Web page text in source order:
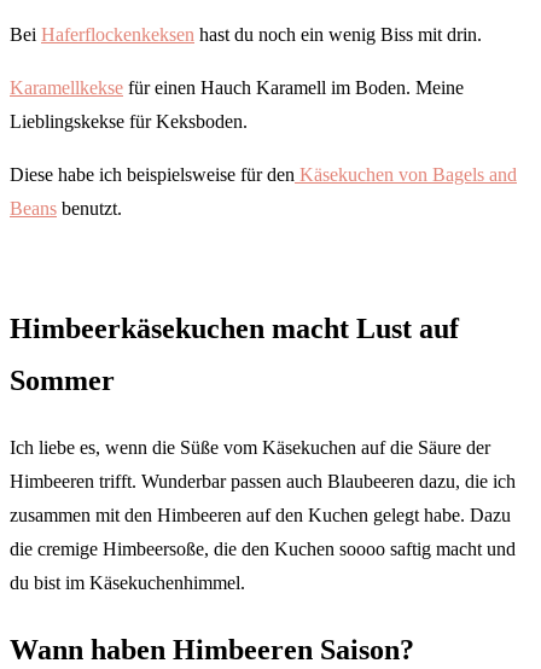
Bei Haferflockenkeksen hast du noch ein wenig Biss mit drin.
Karamellkekse für einen Hauch Karamell im Boden. Meine
Lieblingskekse für Keksboden.
Diese habe ich beispielsweise für den Käsekuchen von Bagels and
Beans benutzt.
Himbeerkäsekuchen macht Lust auf
Sommer
Ich liebe es, wenn die Süße vom Käsekuchen auf die Säure der
Himbeeren trifft. Wunderbar passen auch Blaubeeren dazu, die ich
zusammen mit den Himbeeren auf den Kuchen gelegt habe. Dazu
die cremige Himbeersoße, die den Kuchen soooo saftig macht und
du bist im Käsekuchenhimmel.
Wann haben Himbeeren Saison?